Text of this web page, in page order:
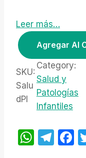
i
a
l
e
r
a
:
2
0
e
s
:
$
9
.
0
.
Leer más…
P
a
k
l
i
r
o
Agregar Al
SKU:
Salu
dPI
Category:
Salud y
Patologías
Infantiles
W T
F